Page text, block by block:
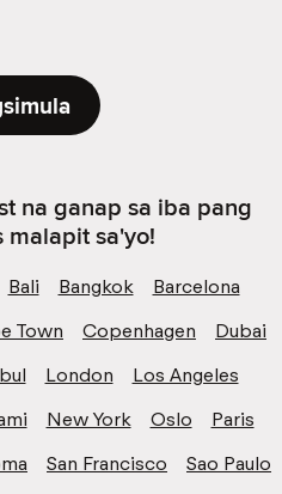
na ganap sa iba pang
sa'yo!
Bali Bangkok
Barcelona
Town Copenhagen
Dubai
London
Los Angeles
New York Oslo
Paris
San Francisco
Sao Paulo